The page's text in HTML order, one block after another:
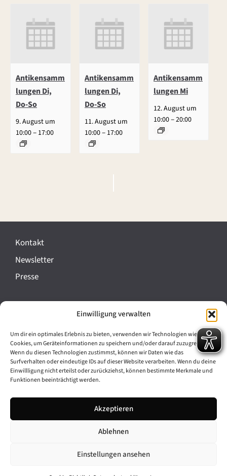
Einwilligung verwalten
Um dir ein optimales Erlebnis zu bieten, verwenden wir Technologien wie
Cookies, um Geräteinformationen zu speichern und/oder darauf zuzugreifen.
Wenn du diesen Technologien zustimmst, können wir Daten wie das
Surfverhalten oder eindeutige IDs auf dieser Website verarbeiten. Wenn du deine
Einwillligung nicht erteilst oder zurückziehst, können bestimmte Merkmale und
Funktionen beeinträchtigt werden.
Akzeptieren
Ablehnen
Einstellungen ansehen
Antikensamm
lungen Di,
Do-So
9. August um
10:00– 17:00
Antikensamm
lungen Di,
Do-So
11. August um
10:00– 17:00
Antikensamm
lungen Mi
12. August um
10:00–20:00
e
a
n
t
l
t
u
g
-
Kontakt
Newsletter
Presse
Cookie-Richtlinie (EU)
Barrierefreiheit